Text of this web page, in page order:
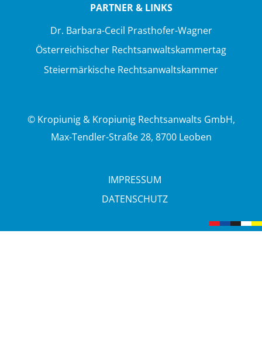
PARTNER & LINKS
Dr. Barbara-Cecil Prasthofer-Wagner
Österreichischer Rechtsanwaltskammertag
Steiermärkische Rechtsanwaltskammer
© Kropiunig & Kropiunig Rechtsanwalts GmbH,
Max-Tendler-Straße 28, 8700 Leoben
IMPRESSUM
DATENSCHUTZ